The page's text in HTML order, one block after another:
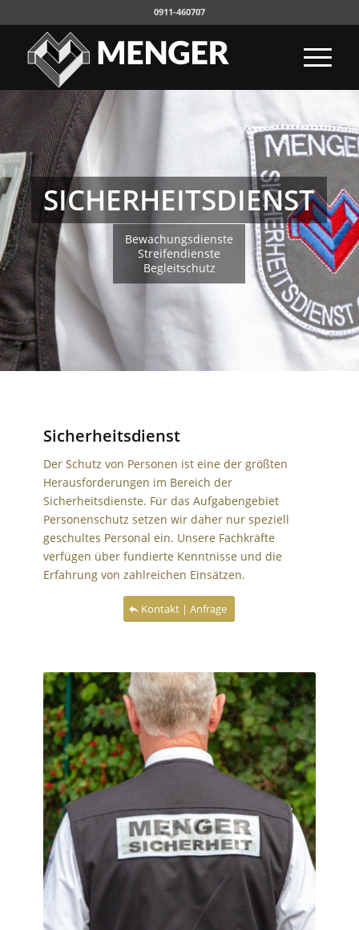
0911-460707
SICHERHEITSDIENST
Bewachungsdienste
Streifendienste
Begleitschutz
Sicherheitsdienst
Der Schutz von Personen ist eine der größten
Herausforderungen im Bereich der
Sicherheitsdienste. Für das Aufgabengebiet
Personenschutz setzen wir daher nur speziell
geschultes Personal ein. Unsere Fachkräfte
verfügen über fundierte Kenntnisse und die
Erfahrung von zahlreichen Einsätzen.
Kontakt | Anfrage